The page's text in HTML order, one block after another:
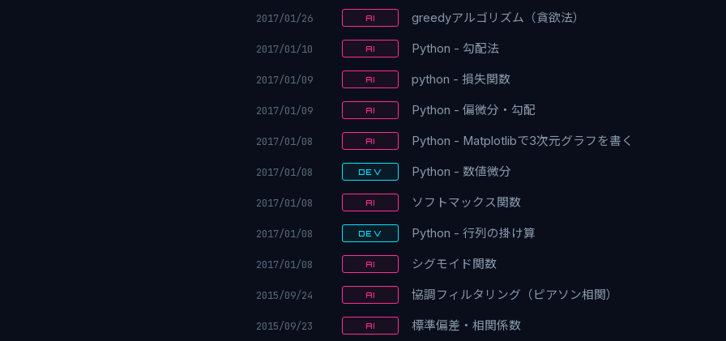
2017/01/26 AI greedyアルゴリズム（貪欲法）
2017/01/10 AI Python - 勾配法
2017/01/09 AI python - 損失関数
2017/01/09 AI Python - 偏微分・勾配
2017/01/08 AI Python - Matplotlibで3次元グラフを書く
2017/01/08 DEV Python - 数値微分
2017/01/08 AI ソフトマックス関数
2017/01/08 DEV Python - 行列の掛け算
2017/01/08 AI シグモイド関数
2015/09/24 AI 協調フィルタリング（ピアソン相関）
2015/09/23 AI 標準偏差・相関係数